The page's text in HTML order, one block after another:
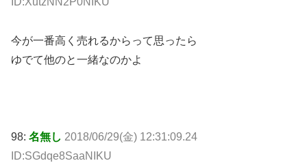
今が一番高く売れるからって思ったら
ゆでて他のと一緒なのかよ
98: 名無し 2018/06/29(金) 12:31:09.24
ID:SGdqe8SaaNIKU